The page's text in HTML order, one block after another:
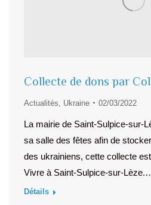
Collecte de dons par
Actualités Ukraine 02/03/2022
La mairie de Saint-Sulpice-sur-
sa salle des fêtes afin de
des ukrainiens, cette collecte
Vivre à Saint-Sulpice-sur-
Détails